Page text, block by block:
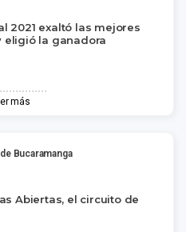
2021 exaltó las mejores
eligió la ganadora
más
Bucaramanga
Abiertas, el circuito de